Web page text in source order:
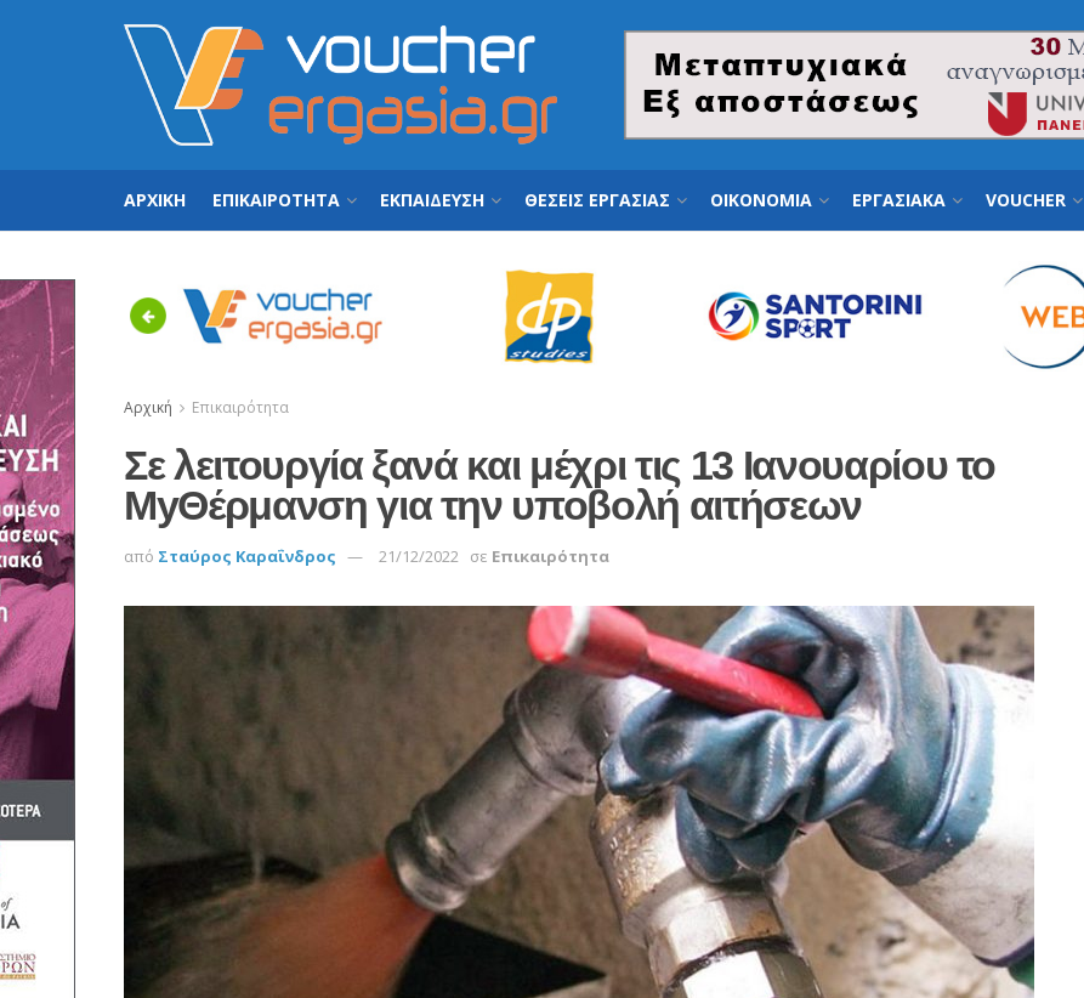
ΑΡΧΙΚΗ ΕΠΙΚΑΙΡΟΤΗΤΑ ΕΚΠΑΙΔΕΥΣΗ ΘΕΣΕΙΣ ΕΡΓΑΣΙΑΣ ΟΙΚΟΝΟΜΙΑ ΕΡΓΑΣΙΑΚΑ VOUCHER
Previous
Αρχική Επικαιρότητα
Σε λειτουργία ξανά και μέχρι τις 13 Ιανουαρίου το
MyΘέρμανση για την υποβολή αιτήσεων
από Σταύρος Καραΐνδρος 21/12/2022 σε Επικαιρότητα